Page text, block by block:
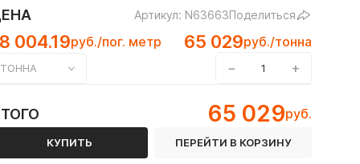
Артикул: N63663Поделиться
004.19руб./пог. метр 65 029руб./тонна
ТОННА − +
65 029руб.
КУПИТЬ ПЕРЕЙТИ В КОРЗИНУ